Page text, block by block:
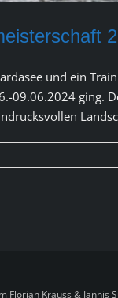
und ein
09.06.2024 ging.
Florian Krauss & Jannis